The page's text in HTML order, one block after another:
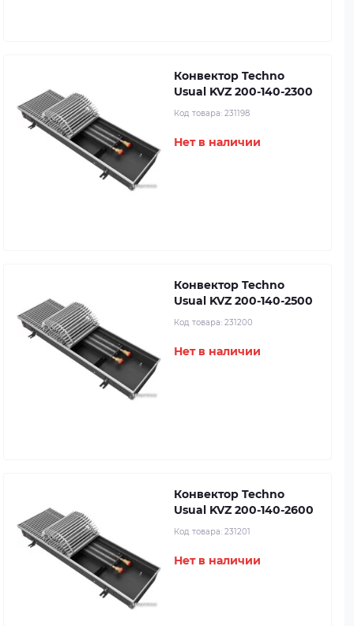
Конвектор Techno
Usual KVZ 200-140-2300
Код товара: 231198
Нет в наличии
Конвектор Techno
Usual KVZ 200-140-2500
Код товара: 231200
Нет в наличии
Конвектор Techno
Usual KVZ 200-140-2600
Код товара: 231201
Нет в наличии